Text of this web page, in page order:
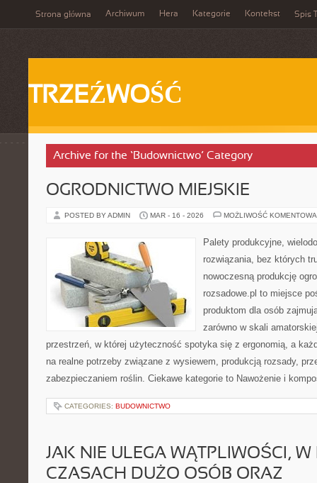
Strona główna Archiwum Hera Kategorie Kontekst Spis
TRZEŹWOŚĆ
Archive for the ‘Budownictwo’ Category
OGRODNICTWO MIEJSKIE
POSTED BY ADMIN MAR - 16 - 2026 MOŻLIWOŚĆ
Palety produkcyjne,
rozwiązania, bez których
nowoczesną produkcję
rozsadowe.pl to miejsce
produktom dla osób
zarówno w skali
przestrzeń, w której użyteczność spotyka się z ergonomią, a
na realne potrzeby związane z wysiewem, produkcją rozsady,
zabezpieczaniem roślin. Ciekawe kategorie to Nawożenie i
CATEGORIES: BUDOWNICTWO
JAK NIE ULEGA WĄTPLIWOŚCI, W
CZASACH DUŻO OSÓB ORAZ